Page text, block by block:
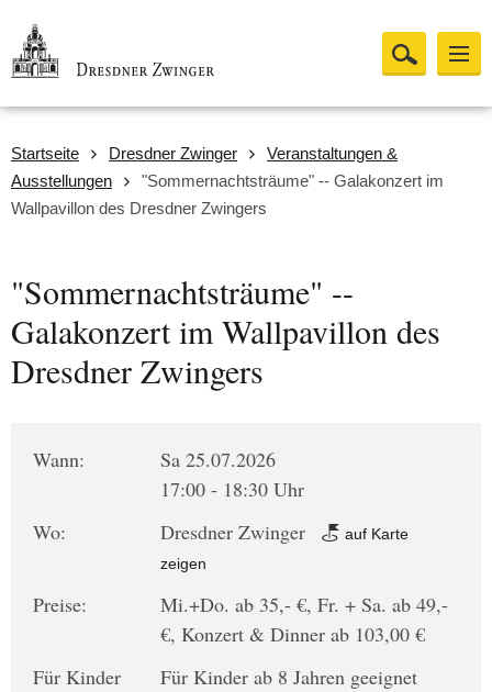
Startseite Dresdner Zwinger
Veranstaltungen &
Ausstellungen
"Sommernachtsträume" -- Galakonzert im
Wallpavillon des Dresdner Zwingers
"Sommernachtsträume" --
Galakonzert im Wallpavillon des
Dresdner Zwingers
Wann:
Sa 25.07.2026
17:00 - 18:30 Uhr
Wo:
Dresdner Zwinger
auf Karte
zeigen
Preise:
Mi.+Do. ab 35,- €, Fr. + Sa. ab 49,-
€, Konzert & Dinner ab 103,00 €
Für Kinder
Für Kinder ab 8 Jahren geeignet